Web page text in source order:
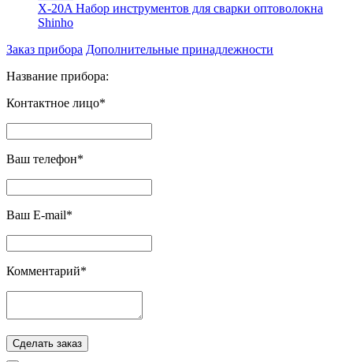
X-20A Набор инструментов для сварки оптоволокна
Shinho
Заказ прибора Дополнительные принадлежности
Название прибора:
Контактное лицо*
Ваш телефон*
Ваш E-mail*
Комментарий*
Сделать заказ